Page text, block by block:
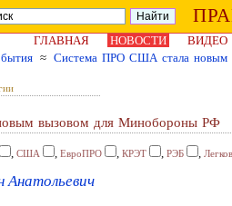
ГЛАВНАЯ НОВОСТИ
ВИДЕО
≈ Система ПРО США стала
вызовом для Минобороны РФ
, США , ЕвроПРО , КРЭТ , РЭБ ,
Анатольевич